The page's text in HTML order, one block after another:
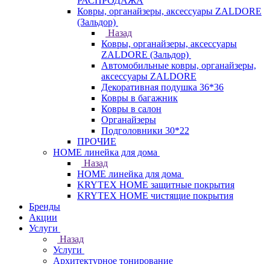
Ковры, органайзеры, аксессуары ZALDORE
(Зальдор)
Назад
Ковры, органайзеры, аксессуары
ZALDORE (Зальдор)
Автомобильные ковры, органайзеры,
аксессуары ZALDORE
Декоративная подушка 36*36
Ковры в багажник
Ковры в салон
Органайзеры
Подголовники 30*22
ПРОЧИЕ
HOME линейка для дома
Назад
HOME линейка для дома
KRYTEX HOME защитные покрытия
KRYTEX HOME чистящие покрытия
Бренды
Акции
Услуги
Назад
Услуги
Архитектурное тонирование